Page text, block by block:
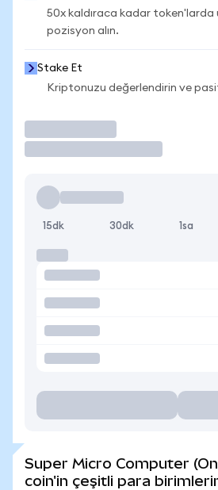
50x kaldıraca kadar token'larda
pozisyon alın.
Stake Et
Kriptonuzu değerlendirin ve
15dk 30dk 1sa
Super Micro Computer
coin'in çeşitli para